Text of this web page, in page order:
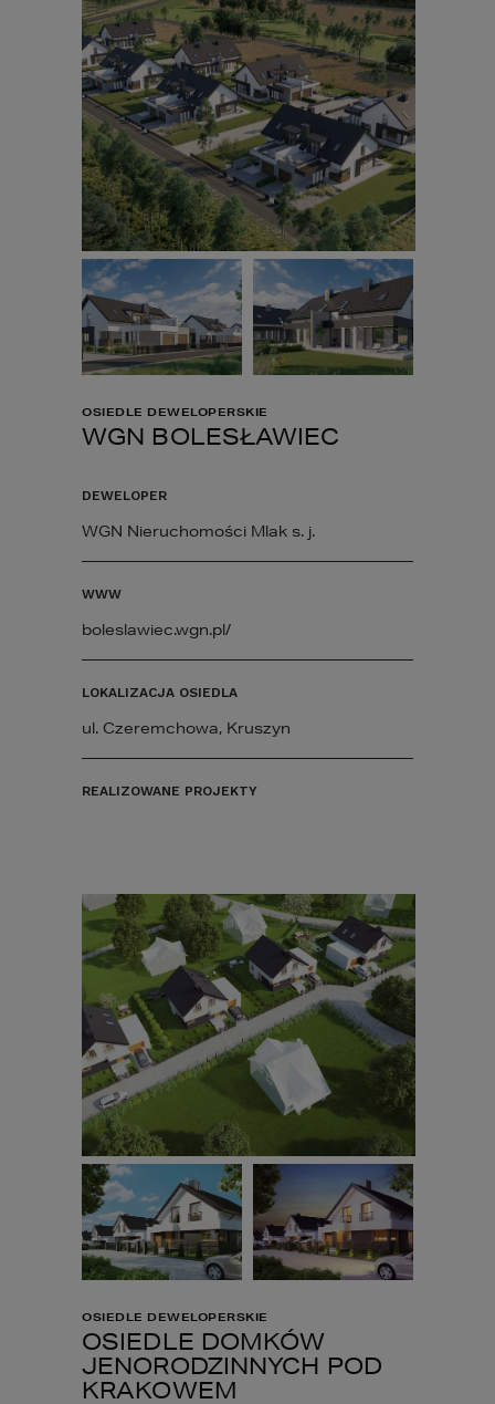
OSIEDLE DEWELOPERSKIE
WGN BOLESŁAWIEC
DEWELOPER
WGN Nieruchomości Mlak s. j.
WWW
boleslawiec.wgn.pl/
LOKALIZACJA OSIEDLA
ul. Czeremchowa, Kruszyn
REALIZOWANE PROJEKTY
OSIEDLE DEWELOPERSKIE
OSIEDLE DOMKÓW
JENORODZINNYCH POD
KRAKOWEM